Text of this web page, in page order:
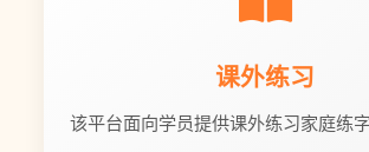
课外练习
该平台面向学员提供课外练习家庭练